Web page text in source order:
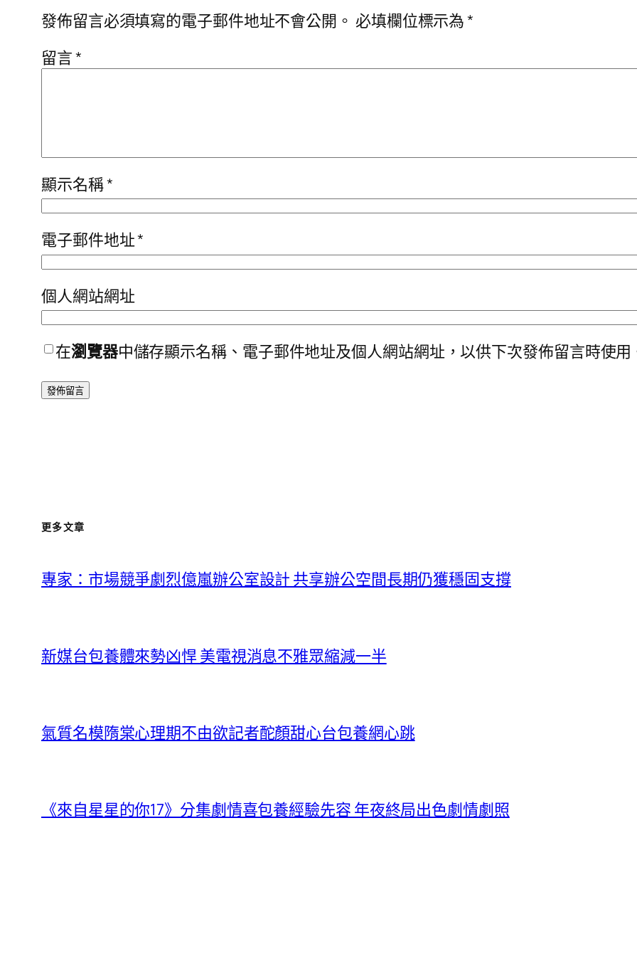
發佈留言必須填寫的電子郵件地址不會公開。 必填欄位標示為*
留言*
顯示名稱*
電子郵件地址*
個人網站網址
在瀏覽器中儲存顯示名稱、電子郵件地址及個人網站網址，以供下次發佈留言時使用
更多文章
專家：市場競爭劇烈億嵐辦公室設計 共享辦公空間長期仍獲穩固支撐
新媒台包養體來勢凶悍 美電視消息不雅眾縮減一半
氣質名模隋棠心理期不由欲記者酡顏甜心台包養網心跳
《來自星星的你17》分集劇情喜包養經驗先容 年夜終局出色劇情劇照